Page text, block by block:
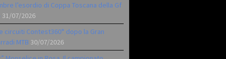
l’esordio di Coppa Toscana della Gf
31/07/2026
circuiti Contest360° dopo la Gran
MTB 30/07/2026